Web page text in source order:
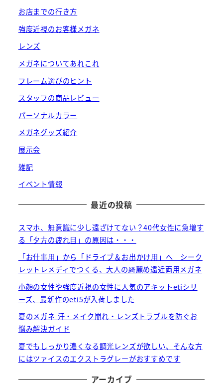
お店までの行き方
強度近視のお客様メガネ
レンズ
メガネについてあれこれ
フレーム選びのヒント
スタッフの商品レビュー
パーソナルカラー
メガネグッズ紹介
展示会
雑記
イベント情報
最近の投稿
スマホ、無意識に少し遠ざけてない？40代女性に急増す
る「夕方の疲れ目」の原因は・・・
「お仕事用」から「ドライブ＆お出かけ用」へ シーク
レットレメディでつくる、大人の綺麗め遠近両用メガネ
小顔の女性や強度近視の女性に人気のアキットetiシリ
ーズ、最新作のeti5が入荷しました
夏のメガネ 汗・メイク崩れ・レンズトラブルを防ぐお
悩み解決ガイド
夏でもしっかり濃くなる調光レンズが欲しい、そんな方
にはツァイスのエクストラグレーがおすすめです
アーカイブ